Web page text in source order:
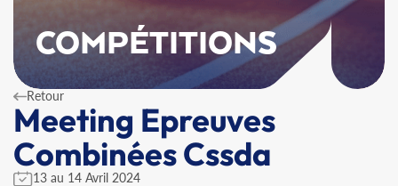
COMPÉTITIONS
Retour
Meeting Epreuves
Combinées Cssda
13 au 14 Avril 2024